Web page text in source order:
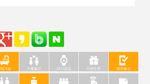
워가능 커플할인 24시영업 이벤트중 예약필수